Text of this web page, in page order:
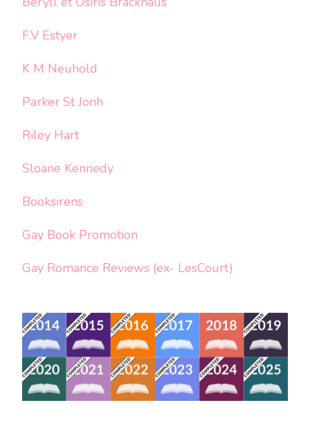
F.V Estyer
K M Neuhold
Parker St Jonh
Riley Hart
Sloane Kennedy
Booksirens
Gay Book Promotion
Gay Romance Reviews (ex- LesCourt)